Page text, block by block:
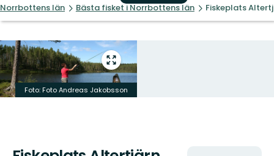
Norrbottens län Bästa fisket i Norrbottens län Fiskeplats
Gå
till
helskärmsläge
Foto: Foto Andreas Jakobsson